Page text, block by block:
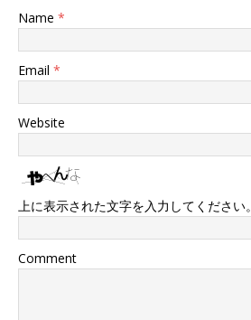
Name *
Email *
Website
上に表示された文字を入力してください。
Comment